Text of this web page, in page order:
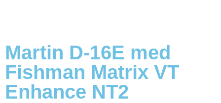
Martin D-16E med
Fishman Matrix VT
Enhance NT2